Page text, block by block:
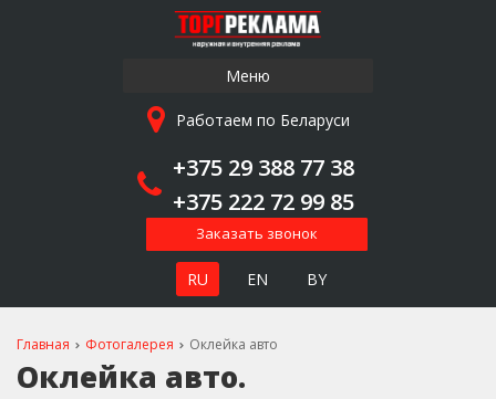
Меню
Работаем по Беларуси
+375 29 388 77 38
+375 222 72 99 85
Заказать звонок
RU EN BY
Главная Фотогалерея Оклейка авто
Оклейка авто.